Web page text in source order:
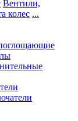
Вентили,
колес ...